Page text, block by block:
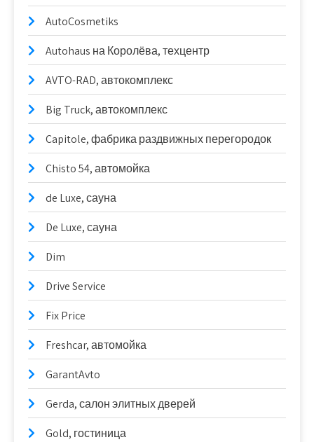
AutoCosmetiks
Autohaus на Королёва, техцентр
AVTO-RAD, автокомплекс
Big Truck, автокомплекс
Capitole, фабрика раздвижных перегородок
Chisto 54, автомойка
de Luxe, сауна
De Luxe, сауна
Dim
Drive Service
Fix Price
Freshcar, автомойка
GarantAvto
Gerda, салон элитных дверей
Gold, гостиница